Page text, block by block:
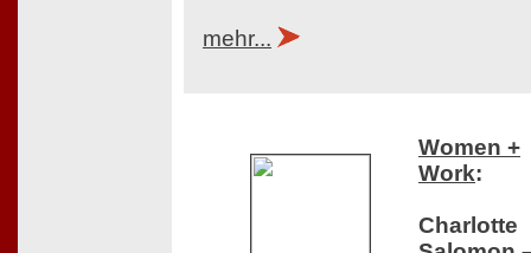
mehr...
Women +
Work:
Charlotte